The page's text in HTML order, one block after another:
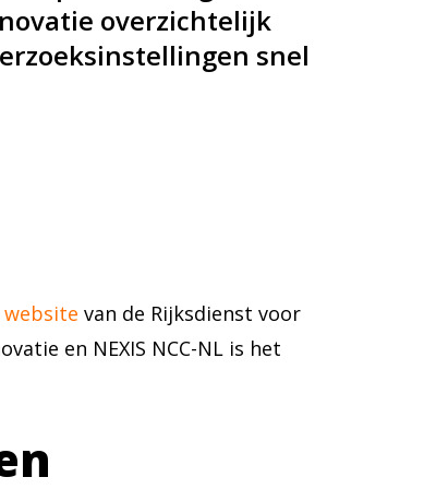
overzichtelijk
snel
website van de Rijksdienst voor
en NEXIS NCC-NL is het